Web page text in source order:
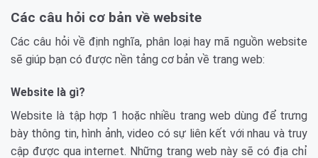
Các câu hỏi cơ bản về website
Các câu hỏi về định nghĩa, phân loại hay mã nguồn website
sẽ giúp bạn có được nền tảng cơ bản về trang web:
Website là gì?
Website là tập hợp 1 hoặc nhiều trang web dùng để trưng
bày thông tin, hình ảnh, video có sự liên kết với nhau và truy
cập được qua internet. Những trang web này sẽ có địa chỉ